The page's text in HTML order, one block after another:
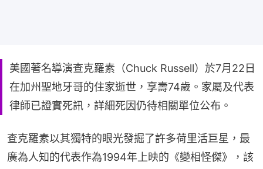
美國著名導演查克羅素（Chuck Russell）於7月22日
在加州聖地牙哥的住家逝世，享壽74歲。家屬及代表
律師已證實死訊，詳細死因仍待相關單位公布。
查克羅素以其獨特的眼光發掘了許多荷里活巨星，最
廣為人知的代表作為1994年上映的《變相怪傑》，該